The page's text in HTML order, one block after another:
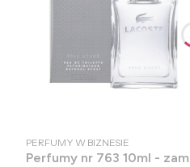
PRODUCENT
PERFUMY W BIZNESIE
Perfumy nr 763 10ml -